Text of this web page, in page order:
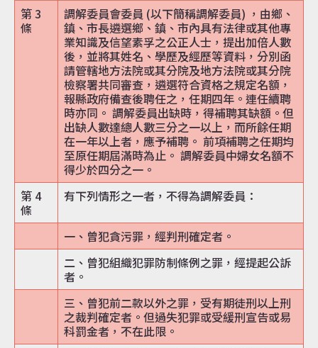
民意交流
第 3
條
調解委員會委員 (以下簡稱調解委員) ，由鄉、
鎮、市長遴選鄉、鎮、市內具有法律或其他專
業知識及信望素孚之公正人士，提出加倍人數
後，並將其姓名、學歷及經歷等資料，分別函
請管轄地方法院或其分院及地方法院或其分院
檢察署共同審查，遴選符合資格之規定名額，
報縣政府備查後聘任之，任期四年。連任續聘
時亦同。 調解委員出缺時，得補聘其缺額。但
出缺人數達總人數三分之一以上，而所餘任期
在一年以上者，應予補聘。 前項補聘之任期均
至原任期屆滿時為止。 調解委員中婦女名額不
得少於四分之一。
第 4
條
有下列情形之一者，不得為調解委員：
一、曾犯貪污罪，經判刑確定者。
二、曾犯組織犯罪防制條例之罪，經提起公訴
者。
三、曾犯前二款以外之罪，受有期徒刑以上刑
之裁判確定者。但過失犯罪或受緩刑宣告或易
科罰金者，不在此限。